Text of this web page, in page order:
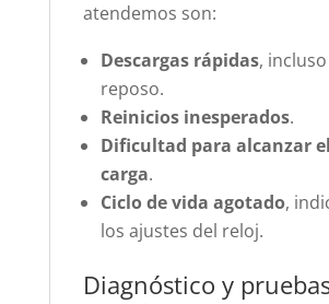
atendemos son:
Descargas rápidas,
reposo.
Reinicios inesperados.
Dificultad para alcanzar
carga.
Ciclo de vida agotado,
los ajustes del reloj.
Diagnóstico y